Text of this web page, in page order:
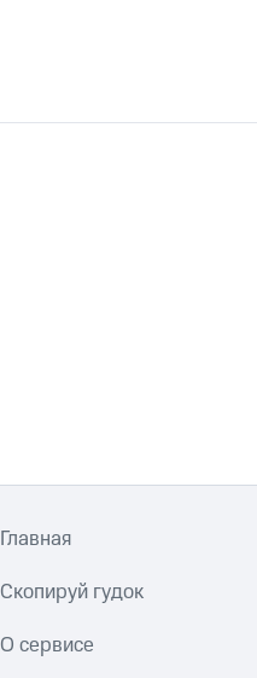
Главная
Скопируй гудок
О сервисе